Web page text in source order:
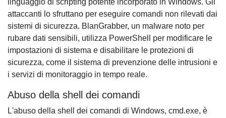
attaccanti lo sfruttano per eseguire comandi non rilevati dai
sistemi di sicurezza. BlanGrabber, un malware noto per
rubare dati sensibili, utilizza PowerShell per modificare le
impostazioni di sistema e disabilitare le protezioni di
sicurezza, come il sistema di prevenzione delle intrusioni e
i servizi di monitoraggio in tempo reale.
Abuso della shell dei comandi
L'abuso della shell dei comandi di Windows, cmd.exe, è